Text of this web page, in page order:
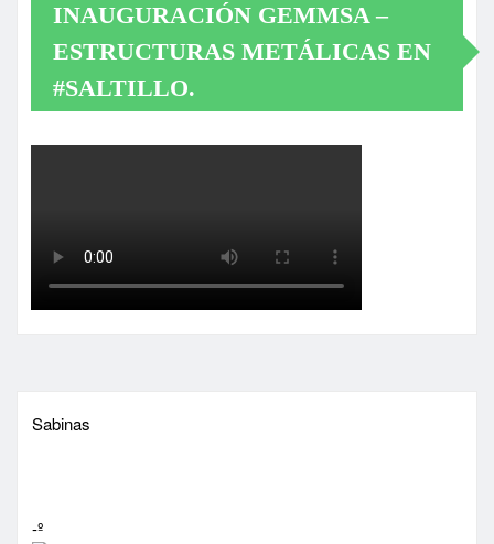
INAUGURACIÓN GEMMSA –
ESTRUCTURAS METÁLICAS EN
#SALTILLO.
Sabinas
-º